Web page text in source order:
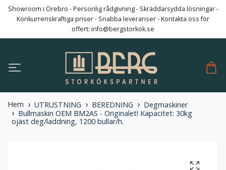
Showroom i Örebro - Personlig rådgivning - Skräddarsydda lösningar -
Konkurrenskraftiga priser - Snabba leveranser - Kontakta oss för
offert: info@bergstorkok.se
Hem UTRUSTNING BEREDNING
Degmaskiner
Bullmaskin OEM BM2AS - Originalet! Kapacitet: 30kg
ojäst deg/laddning, 1200 bullar/h.